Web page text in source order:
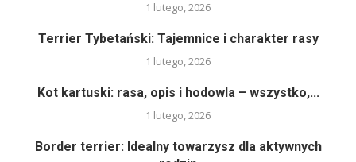
1 lutego, 2026
Terrier Tybetański: Tajemnice i charakter rasy
1 lutego, 2026
Kot kartuski: rasa, opis i hodowla – wszystko,...
1 lutego, 2026
Border terrier: Idealny towarzysz dla aktywnych